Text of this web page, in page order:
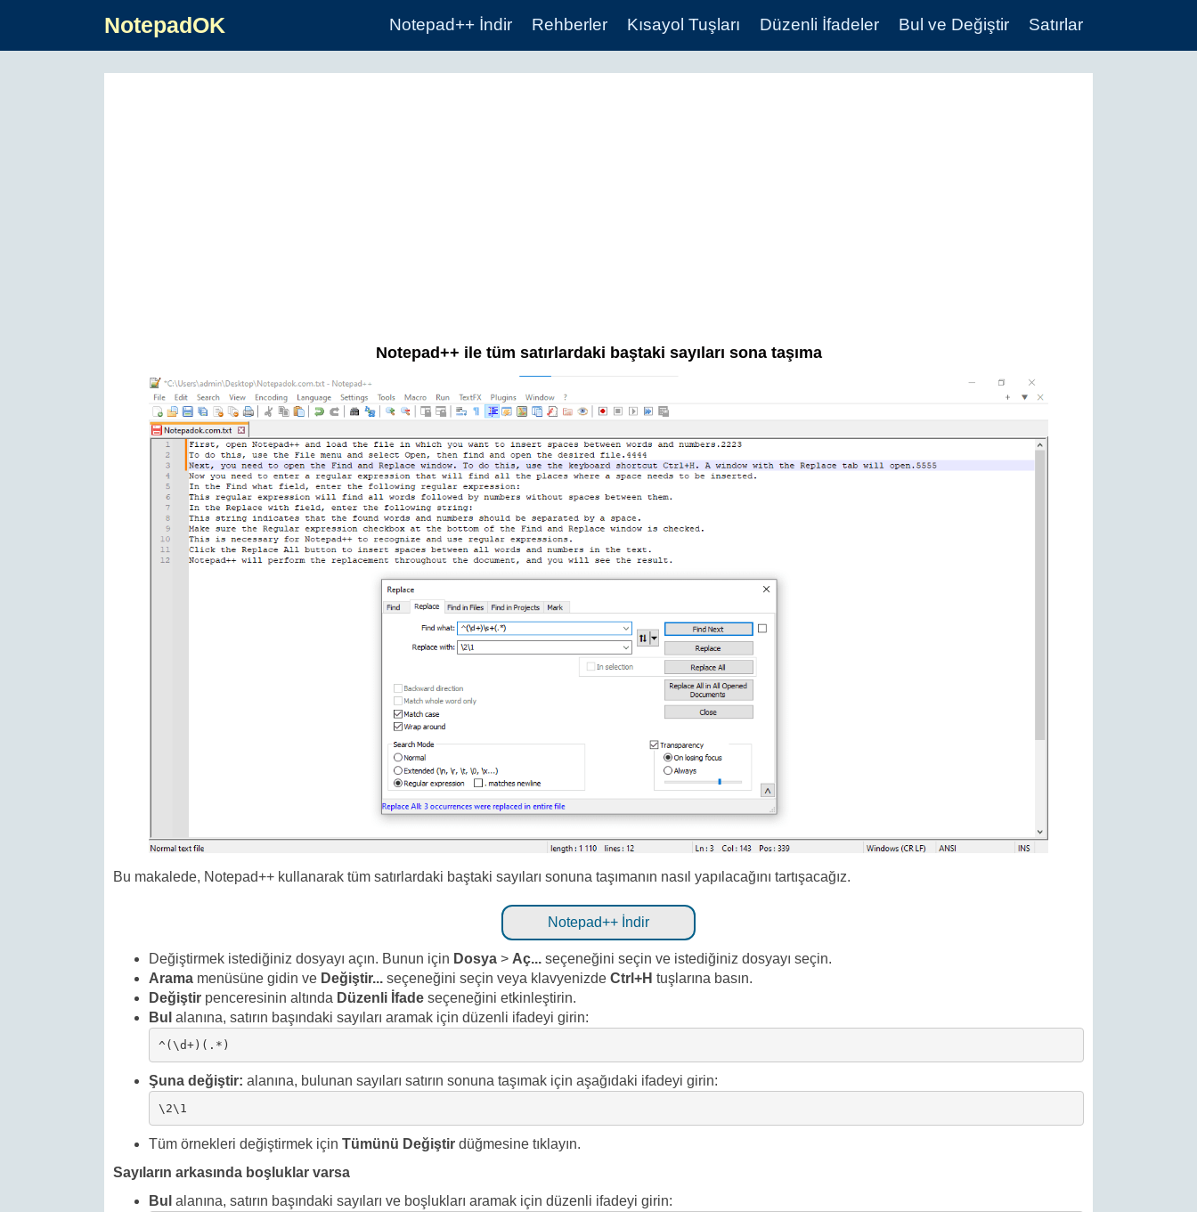
NotepadOK Notepad++ İndir Rehberler Kısayol Tuşları Düzenli İfadeler Bul ve Değiştir Satırlar
Notepad++ ile tüm satırlardaki baştaki sayıları sona taşıma
Bu makalede, Notepad++ kullanarak tüm satırlardaki baştaki sayıları sonuna taşımanın nasıl yapılacağını tartışacağız.
Notepad++ İndir
Değiştirmek istediğiniz dosyayı açın. Bunun için Dosya > Aç... seçeneğini seçin ve istediğiniz dosyayı seçin.
Arama menüsüne gidin ve Değiştir... seçeneğini seçin veya klavyenizde Ctrl+H tuşlarına basın.
Değiştir penceresinin altında Düzenli İfade seçeneğini etkinleştirin.
Bul alanına, satırın başındaki sayıları aramak için düzenli ifadeyi girin:
^(\d+)(.*)
Şuna değiştir: alanına, bulunan sayıları satırın sonuna taşımak için aşağıdaki ifadeyi girin:
\2\1
Tüm örnekleri değiştirmek için Tümünü Değiştir düğmesine tıklayın.
Sayıların arkasında boşluklar varsa
Bul alanına, satırın başındaki sayıları ve boşlukları aramak için düzenli ifadeyi girin: